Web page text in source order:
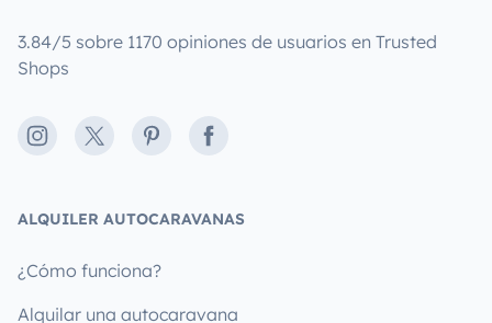
3.84/5 sobre 1170 opiniones de usuarios en Trusted
Shops
Instagram
X PinterestFacebook
ALQUILER AUTOCARAVANAS
¿Cómo funciona?
Alquilar una autocaravana